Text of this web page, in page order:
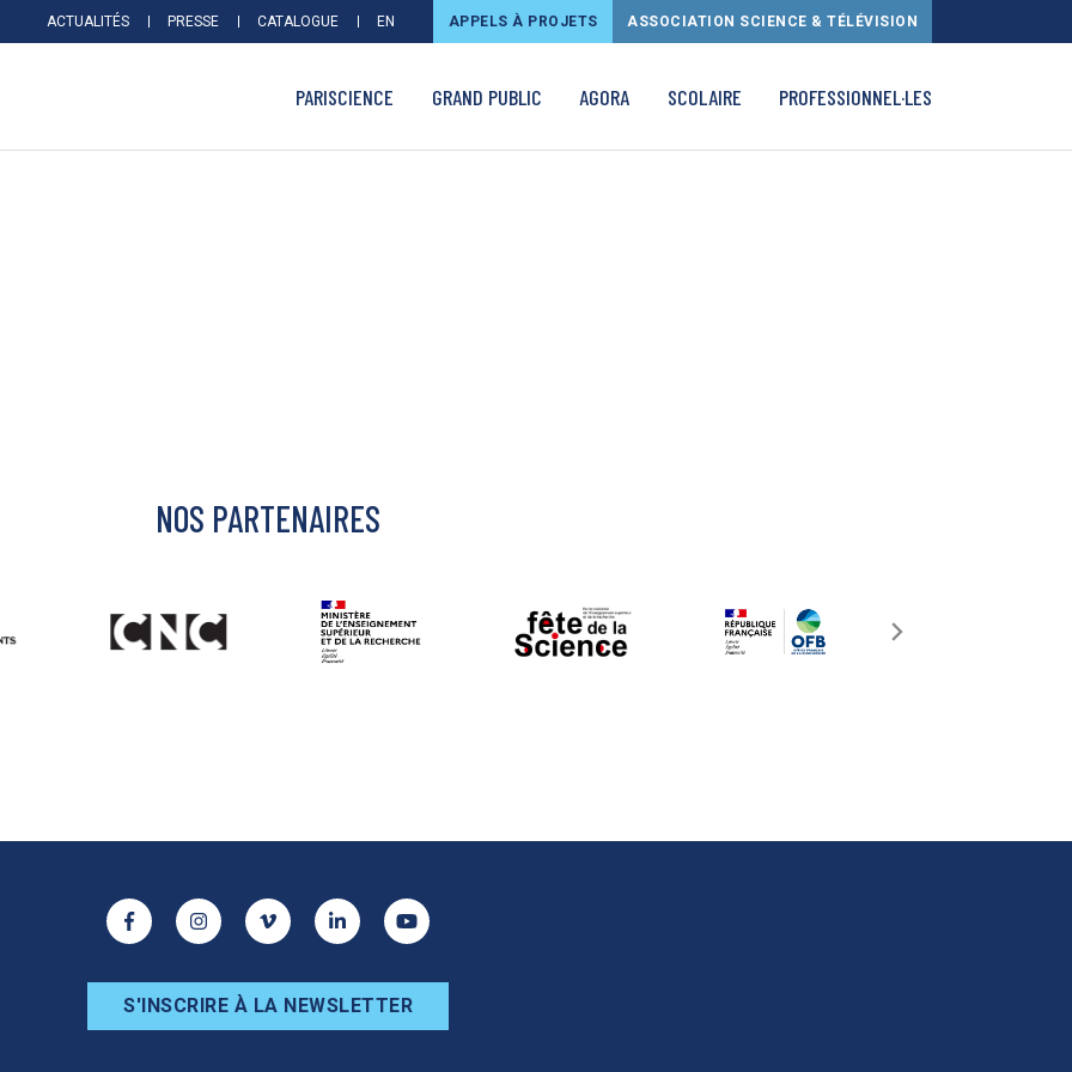
ACTUALITÉS PRESSE CATALOGUE EN APPELS À PROJETS ASSOCIATION SCIENCE & TÉLÉVISION
PARISCIENCE GRAND PUBLIC AGORA SCOLAIRE PROFESSIONNEL·LES
NOS PARTENAIRES
les réseaux sociaux
FacebookInstagramVimeo LinkedinYoutube
S'INSCRIRE À LA NEWSLETTER